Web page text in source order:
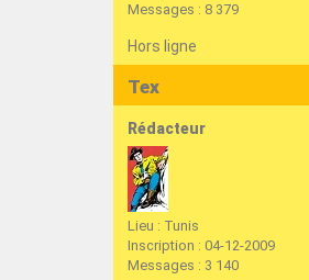
Messages : 8 379
Hors ligne
Tex
Rédacteur
Lieu : Tunis
Inscription : 04-12-2009
Messages : 3 140